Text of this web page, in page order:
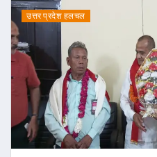
उत्तर प्रदेश हलचल